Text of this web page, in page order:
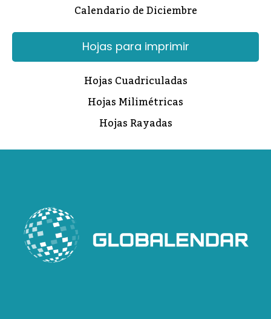
Calendario de Diciembre
Hojas para imprimir
Hojas Cuadriculadas
Hojas Milimétricas
Hojas Rayadas